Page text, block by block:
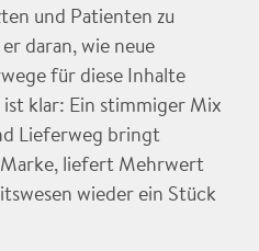
und Patienten zu
daran, wie neue
für diese Inhalte
ist klar: Ein stimmiger Mix
Lieferweg bringt
liefert Mehrwert
wieder ein Stück